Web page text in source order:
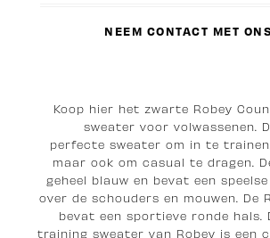
NEEM CONTACT MET
Koop hier het zwarte Robey
sweater voor volwassenen.
perfecte sweater om in te
maar ook om casual te dragen.
geheel blauw en bevat een
over de schouders en mouwen. De
bevat een sportieve ronde hals.
training sweater van Robey is een